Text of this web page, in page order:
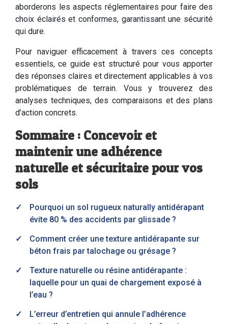
aborderons les aspects réglementaires pour faire des
choix éclairés et conformes, garantissant une sécurité
qui dure.
Pour naviguer efficacement à travers ces concepts
essentiels, ce guide est structuré pour vous apporter
des réponses claires et directement applicables à vos
problématiques de terrain. Vous y trouverez des
analyses techniques, des comparaisons et des plans
d’action concrets.
Sommaire : Concevoir et
maintenir une adhérence
naturelle et sécuritaire pour vos
sols
Pourquoi un sol rugueux naturally antidérapant
évite 80 % des accidents par glissade ?
Comment créer une texture antidérapante sur
béton frais par talochage ou grésage ?
Texture naturelle ou résine antidérapante :
laquelle pour un quai de chargement exposé à
l’eau ?
L’erreur d’entretien qui annule l’adhérence